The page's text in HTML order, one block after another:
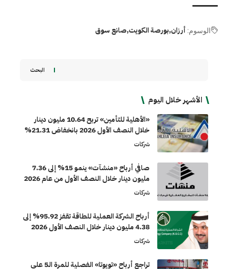
الوسوم: أرزانبورصة الكويت صانع سوق
البحث
الأشهر خلال اليوم
«الأهلية للتأمين» تربح 10.64 مليون دينار
خلال النصف الأول 2026 بانخفاض 21.31%
شركات
صافي أرباح «منشآت» ينمو 15% إلى 7.36
مليون دينار خلال النصف الأول من عام 2026
شركات
أرباح الشركة العملية للطاقة تقفز 95.92% إلى
4.38 مليون دينار خلال النصف الأول 2026
شركات
تراجع أرباح «تويوتا» الفصلية للمرة الـ5 على